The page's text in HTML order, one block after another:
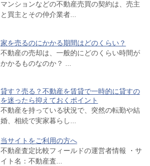
マンションなどの不動産売買の契約は、売主
と買主とその仲介業者...
家を売るのにかかる期間はどのくらい？
不動産の売却は、一般的にどのくらい時間が
かかるものなのか？ ...
貸す？売る？不動産を賃貸で一時的に貸すの
を迷ったら抑えておくポイント
不動産を持っている状況で、突然の転勤や結
婚、相続で実家暮らし...
当サイトをご利用の方へ
不動産査定比較フィールドの運営者情報 ・サ
イト名：不動産査...